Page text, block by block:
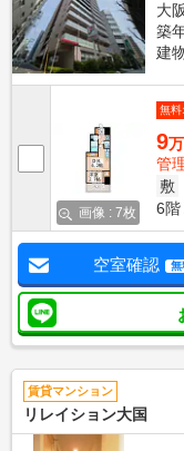
大
築
建
画像 : 7枚
無料
9
管
敷
6階
空室確認 無
賃貸マンション
リレイション大国